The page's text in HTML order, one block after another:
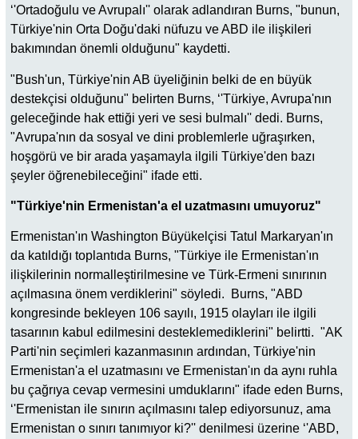
‘'Ortadoğulu ve Avrupalı'' olarak adlandıran Burns, "bunun,
Türkiye'nin Orta Doğu'daki nüfuzu ve ABD ile ilişkileri
bakımından önemli olduğunu" kaydetti.
"Bush'un, Türkiye'nin AB üyeliğinin belki de en büyük
destekçisi olduğunu" belirten Burns, ‘'Türkiye, Avrupa'nın
geleceğinde hak ettiği yeri ve sesi bulmalı'' dedi. Burns,
"Avrupa'nın da sosyal ve dini problemlerle uğraşırken,
hoşgörü ve bir arada yaşamayla ilgili Türkiye'den bazı
şeyler öğrenebileceğini" ifade etti.
"Türkiye'nin Ermenistan'a el uzatmasını umuyoruz"
Ermenistan'ın Washington Büyükelçisi Tatul Markaryan'ın
da katıldığı toplantıda Burns, "Türkiye ile Ermenistan'ın
ilişkilerinin normalleştirilmesine ve Türk-Ermeni sınırının
açılmasına önem verdiklerini" söyledi. Burns, "ABD
kongresinde bekleyen 106 sayılı, 1915 olayları ile ilgili
tasarının kabul edilmesini desteklemediklerini" belirtti. "AK
Parti'nin seçimleri kazanmasının ardından, Türkiye'nin
Ermenistan'a el uzatmasını ve Ermenistan'ın da aynı ruhla
bu çağrıya cevap vermesini umduklarını" ifade eden Burns,
‘'Ermenistan ile sınırın açılmasını talep ediyorsunuz, ama
Ermenistan o sınırı tanımıyor ki?'' denilmesi üzerine ‘'ABD,